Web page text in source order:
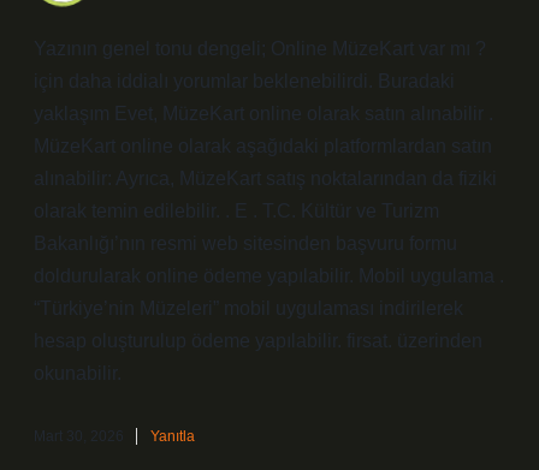
Yazının genel tonu dengeli; Online MüzeKart var mı ?
için daha iddialı yorumlar beklenebilirdi. Buradaki
yaklaşım Evet, MüzeKart online olarak satın alınabilir .
MüzeKart online olarak aşağıdaki platformlardan satın
alınabilir: Ayrıca, MüzeKart satış noktalarından da fiziki
olarak temin edilebilir. . E . T.C. Kültür ve Turizm
Bakanlığı’nın resmi web sitesinden başvuru formu
doldurularak online ödeme yapılabilir. Mobil uygulama .
“Türkiye’nin Müzeleri” mobil uygulaması indirilerek
hesap oluşturulup ödeme yapılabilir. firsat. üzerinden
okunabilir.
Mart 30, 2026 Yanıtla